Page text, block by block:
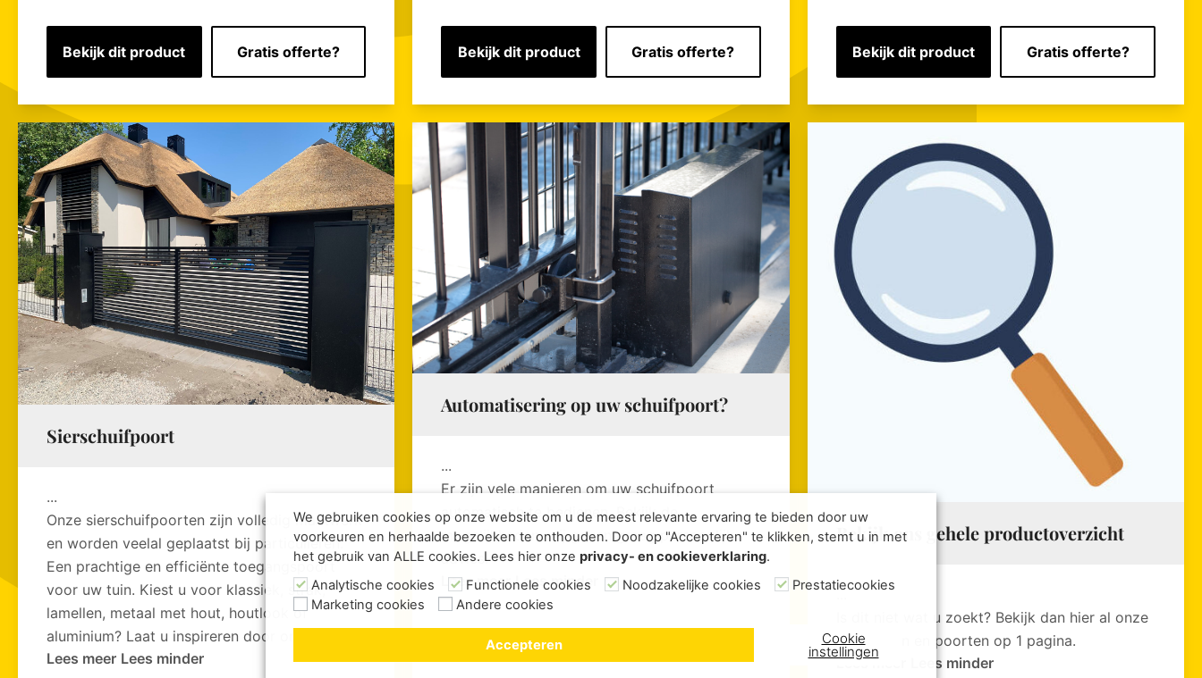
Bekijk dit product Gratis offerte? Bekijk dit product Gratis offerte? Bekijk dit product Gratis offerte?
Sierschuifpoort
...
Onze sierschuifpoorten zijn volledig maatwerk
en worden veelal geplaatst bij particulieren.
Een prachtige en efficiënte toegangspoort
voor uw tuin. Kiest u voor klassiek, strak,
lamellen, metaal met hout, houtlook of
aluminium? Laat u inspireren door onze foto’s!
Lees meer Lees minder
Automatisering op uw schuifpoort?
...
Er zijn vele manieren om uw schuifpoort
automatisch te bedienen. Bekijk de
mogelijkheden, wij geven graag persoonlijk
advies!
Lees meer Lees minder
Bekijk ons gehele productoverzicht
...
Is dit niet wat u zoekt? Bekijk dan hier al onze
hekwerken en poorten op 1 pagina.
Lees meer
Lees minder
We gebruiken cookies op onze website om u de meest relevante ervaring te bieden door uw
voorkeuren en herhaalde bezoeken te onthouden. Door op "Accepteren" te klikken, stemt u in met
het gebruik van ALLE cookies. Lees hier onze privacy- en cookieverklaring.
Analytische cookies
Functionele cookies Noodzakelijke cookies
Prestatiecookies
Marketing cookies
Andere cookies
Cookie
instellingen
Accepteren